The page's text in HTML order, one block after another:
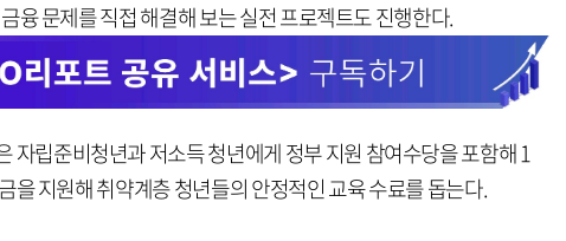
융 문제를 직접 해결해 보는 실전 프로젝트도 진행한다.
자립준비청년과 저소득 청년에게 정부 지원 참여수당을 포함해 1
을 지원해 취약계층 청년들의 안정적인 교육 수료를 돕는다.